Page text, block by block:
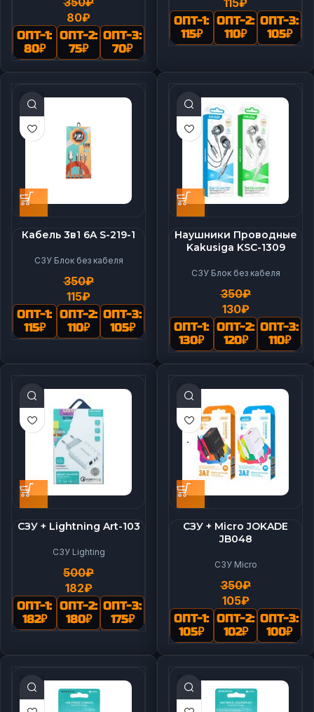
80₽
ОПТ-1:
80₽
ОПТ-2:
75₽
ОПТ-3:
70₽
ОПТ-1:
115₽
ОПТ-2:
110₽
ОПТ-3:
105₽
Кабель 3в1 6A S-219-1
СЗУ Блок без кабеля
350₽
115₽
ОПТ-1:
115₽
ОПТ-2:
110₽
ОПТ-3:
105₽
Наушники Проводные
Kakusiga KSС-1309
СЗУ Блок без кабеля
350₽
130₽
ОПТ-1:
130₽
ОПТ-2:
120₽
ОПТ-3:
110₽
СЗУ + Lightning Art-103
СЗУ Lighting
500₽
182₽
ОПТ-1:
182₽
ОПТ-2:
180₽
ОПТ-3:
175₽
СЗУ + Micro JOKADE
JB048
СЗУ Micro
350₽
105₽
ОПТ-1:
105₽
ОПТ-2:
102₽
ОПТ-3:
100₽